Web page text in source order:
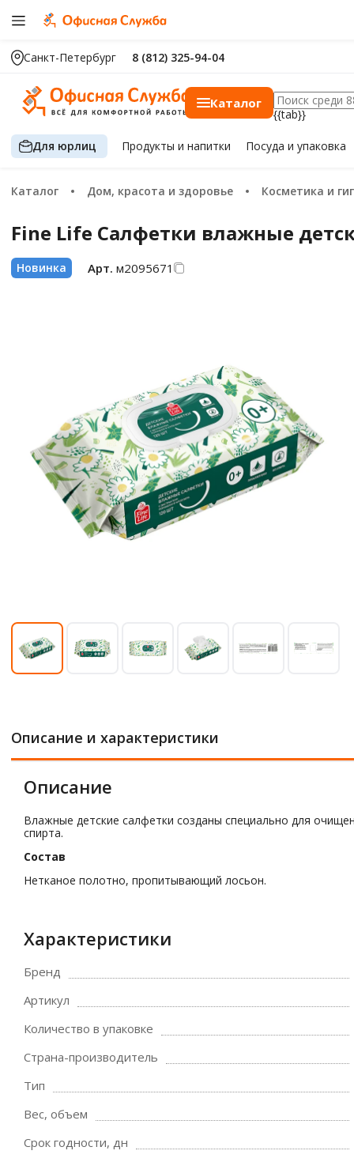
Санкт-Петербург 8 (812) 325-94-04
Каталог
{{tab}}
Для юрлиц Продуктыи напитки Посуда и упаковка
Каталог Дом, красота и здоровье Косметика и
Fine Life Салфетки влажные
Новинка Арт. м2095671
Описание и характеристики
Описание
Влажные детские салфетки созданы специально для
спирта.
Состав
Нетканое полотно, пропитывающий лосьон.
Характеристики
Бренд
Артикул
Количество в упаковке
Страна-производитель
Тип
Вес, объем
Срок годности, дн